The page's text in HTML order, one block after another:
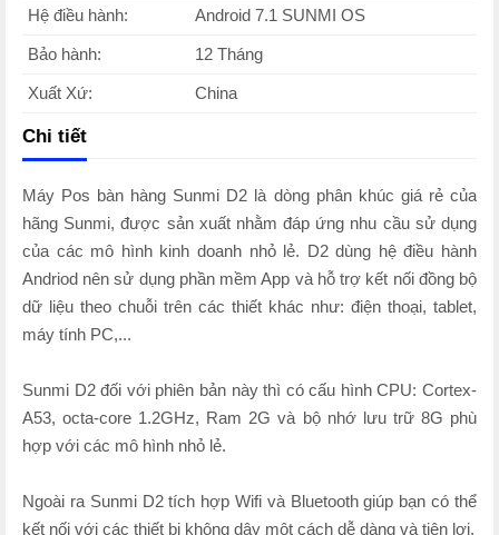
Hệ điều hành: Android 7.1 SUNMI OS
Bảo hành: 12 Tháng
Xuất Xứ: China
Chi tiết
Máy Pos bàn hàng Sunmi D2 là dòng phân khúc giá rẻ của
hãng Sunmi, được sản xuất nhằm đáp ứng nhu cầu sử dụng
của các mô hình kinh doanh nhỏ lẻ. D2 dùng hệ điều hành
Andriod nên sử dụng phần mềm App và hỗ trợ kết nối đồng bộ
dữ liệu theo chuỗi trên các thiết khác như: điện thoại, tablet,
máy tính PC,...
Sunmi D2 đối với phiên bản này thì có cấu hình CPU: Cortex-
A53, octa-core 1.2GHz, Ram 2G và bộ nhớ lưu trữ 8G phù
hợp với các mô hình nhỏ lẻ.
Ngoài ra Sunmi D2 tích hợp Wifi và Bluetooth giúp bạn có thể
kết nối với các thiết bị không dây một cách dễ dàng và tiện lợi.